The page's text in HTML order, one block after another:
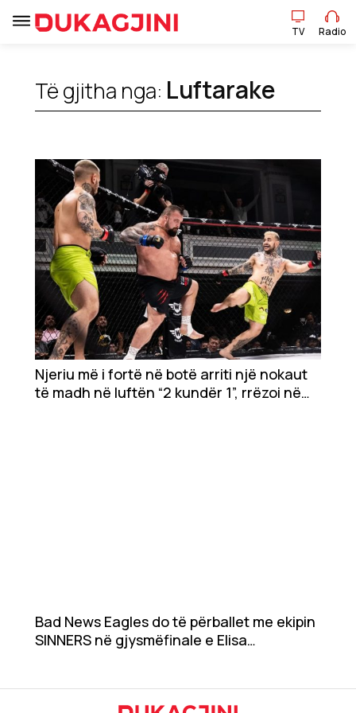
Lajme
Sport
Pikëpamje
Art Jete
Kulturë
Showbiz
Ekonomi
Teknologji
TV Radio
Të gjitha nga: Luftarake
Njeriu më i fortë në botë arriti një nokaut
të madh në luftën “2 kundër 1”, rrëzoi në
Bad News Eagles do të përballet me ekipin
SINNERS në gjysmëfinale e Elisa